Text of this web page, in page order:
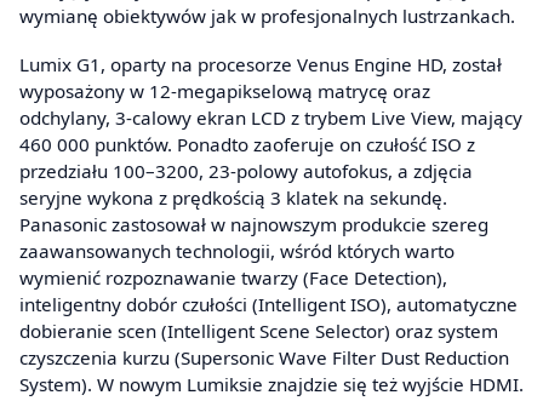
wymianę obiektywów jak w profesjonalnych lustrzankach.
Lumix G1, oparty na procesorze Venus Engine HD, został
wyposażony w 12-megapikselową matrycę oraz
odchylany, 3-calowy ekran LCD z trybem Live View, mający
460 000 punktów. Ponadto zaoferuje on czułość ISO z
przedziału 100–3200, 23-polowy autofokus, a zdjęcia
seryjne wykona z prędkością 3 klatek na sekundę.
Panasonic zastosował w najnowszym produkcie szereg
zaawansowanych technologii, wśród których warto
wymienić rozpoznawanie twarzy (Face Detection),
inteligentny dobór czułości (Intelligent ISO), automatyczne
dobieranie scen (Intelligent Scene Selector) oraz system
czyszczenia kurzu (Supersonic Wave Filter Dust Reduction
System). W nowym Lumiksie znajdzie się też wyjście HDMI.